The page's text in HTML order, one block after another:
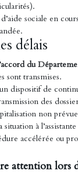
sociale en
délais
du
sont transmises.
dispositif de
des
non
situation à
accélérée ou
attention lors